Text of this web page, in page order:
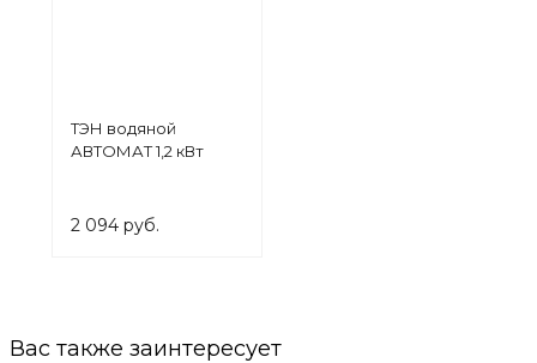
ТЭН водяной
АВТОМАТ 1,2 кВт
2 094 руб.
Вас также заинтересует